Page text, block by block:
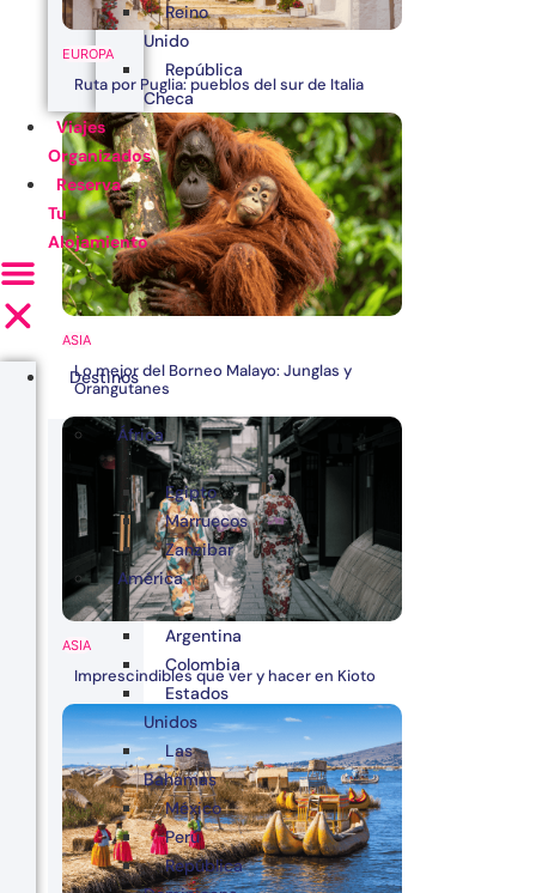
EUROPA
Ruta por Puglia: pueblos del sur de Italia
ASIA
Lo mejor del Borneo Malayo: Junglas y
Orangutanes
ASIA
Imprescindibles que ver y hacer en Kioto
Reino
Unido
República
Checa
Viajes
Organizados
Reserva
Tu
Alojamiento
Destinos
África
Egipto
Marruecos
Zanzibar
América
Argentina
Colombia
Estados
Unidos
Las
Bahamas
México
Perú
República